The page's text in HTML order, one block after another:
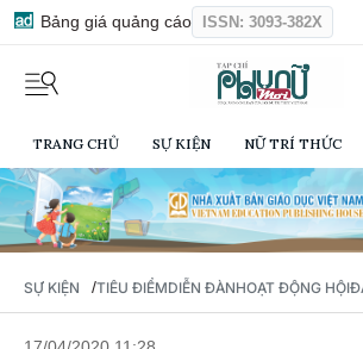
Bảng giá quảng cáo ISSN: 3093-382X
TRANG CHỦ SỰ KIỆN NỮ TRÍ THỨC
SỰ KIỆN / TIÊU ĐIỂMDIỄN ĐÀNHOẠT ĐỘNG HỘI